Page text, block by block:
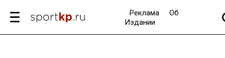
Реклама
Об
Издании